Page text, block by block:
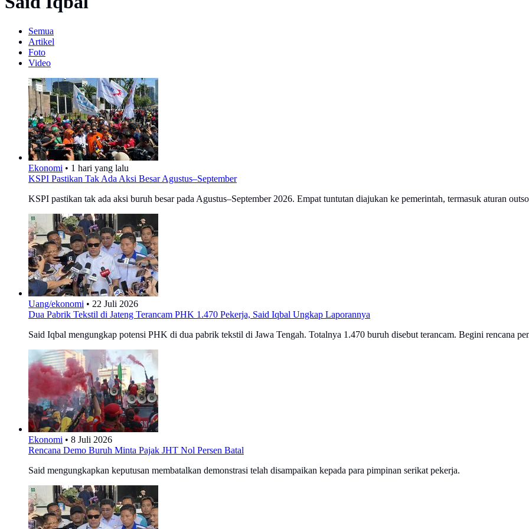
Semua
Artikel
Foto
Video
Ekonomi • 1 hari yang lalu
KSPI Pastikan Tak Ada Aksi Besar Agustus–September
KSPI pastikan tak ada aksi buruh besar pada Agustus–September 2026. Empat tuntutan diajukan ke pemerintah, termasuk aturan
Uang/ekonomi • 22 Juli 2026
Dua Pabrik Tekstil di Jateng Terancam PHK 1.470 Pekerja, Said Iqbal Ungkap Laporannya
Said Iqbal mengungkap potensi PHK di dua pabrik tekstil di Jawa Tengah. Totalnya 1.470 buruh disebut terancam. Begini rencana
Ekonomi • 8 Juli 2026
Rencana Demo Buruh Minta Pajak JHT Nol Persen Batal
Said mengungkapkan keputusan membatalkan demonstrasi telah disampaikan kepada para pimpinan serikat pekerja.